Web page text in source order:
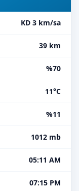
KD 3 km/sa
39 km
%70
11°C
%11
1012 mb
05:11 AM
07:15 PM